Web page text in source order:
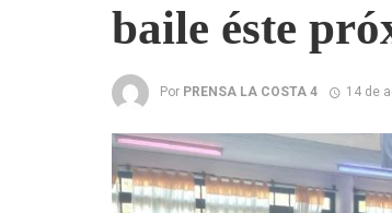
baile éste
Por PRENSA LA COSTA 4 14 de